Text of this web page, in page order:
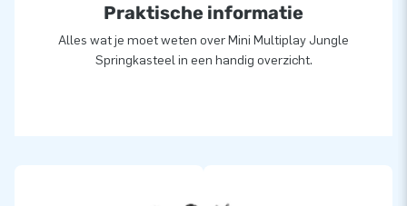
Praktische informatie
Alles wat je moet weten over Mini Multiplay Jungle
Springkasteel in een handig overzicht.